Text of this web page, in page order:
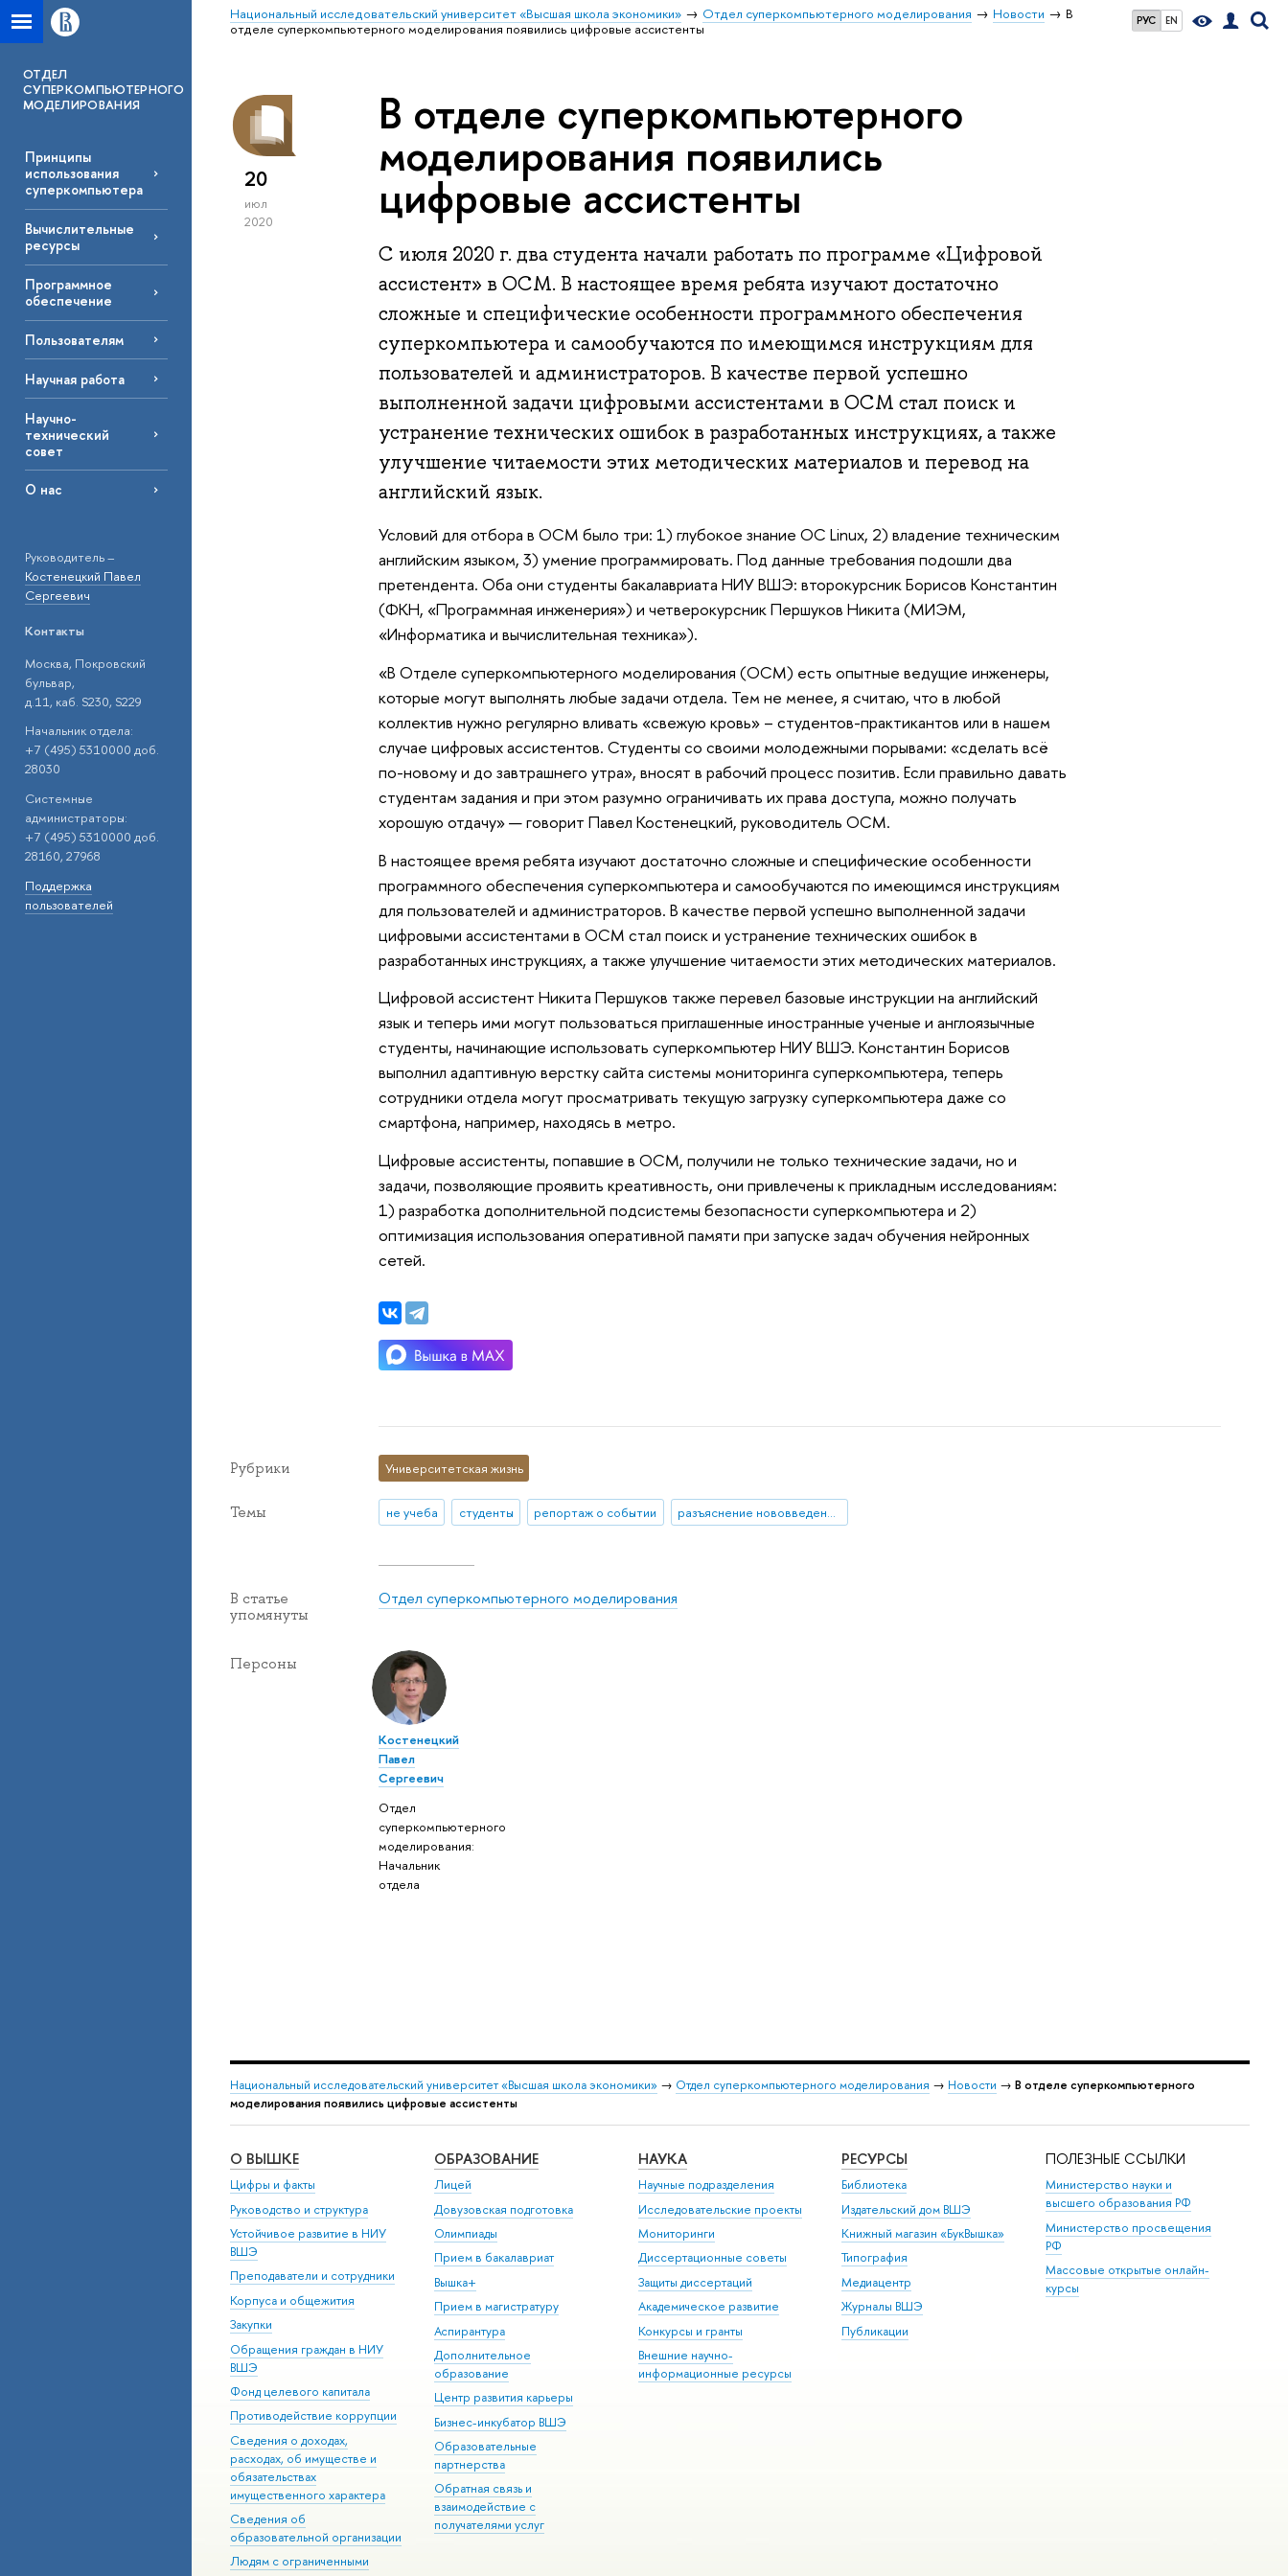
РУС EN
Национальный исследовательский университет «Высшая школа экономики» Отдел суперкомпьютерного моделирования Новости
В
отделе суперкомпьютерного моделирования появились цифровые ассистенты
ОТДЕЛ
СУПЕРКОМПЬЮТЕРНОГО
МОДЕЛИРОВАНИЯ
Принципы
использования
суперкомпьютера
Вычислительные
ресурсы
Программное
обеспечение
Пользователям
Научная работа
Научно-
технический
совет
О нас
Руководитель –
Костенецкий Павел
Сергеевич
Контакты
Москва, Покровский
бульвар,
д.11, каб. S230, S229
Начальник отдела:
+7 (495) 5310000 доб.
28030
Системные
администраторы:
+7 (495) 5310000 доб.
28160, 27968
Поддержка
пользователей
20
июл
2020
В отделе суперкомпьютерного
моделирования появились
цифровые ассистенты
С июля 2020 г. два студента начали работать по программе «Цифровой
ассистент» в ОСМ. В настоящее время ребята изучают достаточно
сложные и специфические особенности программного обеспечения
суперкомпьютера и самообучаются по имеющимся инструкциям для
пользователей и администраторов. В качестве первой успешно
выполненной задачи цифровыми ассистентами в ОСМ стал поиск и
устранение технических ошибок в разработанных инструкциях, а также
улучшение читаемости этих методических материалов и перевод на
английский язык.
Условий для отбора в ОСМ было три: 1) глубокое знание ОС Linux, 2) владение техническим
английским языком, 3) умение программировать. Под данные требования подошли два
претендента. Оба они студенты бакалавриата НИУ ВШЭ: второкурсник Борисов Константин
(ФКН, «Программная инженерия») и четверокурсник Першуков Никита (МИЭМ,
«Информатика и вычислительная техника»).
«В Отделе суперкомпьютерного моделирования (ОСМ) есть опытные ведущие инженеры,
которые могут выполнять любые задачи отдела. Тем не менее, я считаю, что в любой
коллектив нужно регулярно вливать «свежую кровь» – студентов-практикантов или в нашем
случае цифровых ассистентов. Студенты со своими молодежными порывами: «сделать всё
по-новому и до завтрашнего утра», вносят в рабочий процесс позитив. Если правильно давать
студентам задания и при этом разумно ограничивать их права доступа, можно получать
хорошую отдачу»—говорит Павел Костенецкий, руководитель ОСМ.
В настоящее время ребята изучают достаточно сложные и специфические особенности
программного обеспечения суперкомпьютера и самообучаются по имеющимся инструкциям
для пользователей и администраторов. В качестве первой успешно выполненной задачи
цифровыми ассистентами в ОСМ стал поиск и устранение технических ошибок в
разработанных инструкциях, а также улучшение читаемости этих методических материалов.
Цифровой ассистент Никита Першуков также перевел базовые инструкции на английский
язык и теперь ими могут пользоваться приглашенные иностранные ученые и англоязычные
студенты, начинающие использовать суперкомпьютер НИУ ВШЭ. Константин Борисов
выполнил адаптивную верстку сайта системы мониторинга суперкомпьютера, теперь
сотрудники отдела могут просматривать текущую загрузку суперкомпьютера даже со
смартфона, например, находясь в метро.
Цифровые ассистенты, попавшие в ОСМ, получили не только технические задачи, но и
задачи, позволяющие проявить креативность, они привлечены к прикладным исследованиям:
1) разработка дополнительной подсистемы безопасности суперкомпьютера и 2)
оптимизация использования оперативной памяти при запуске задач обучения нейронных
сетей.
Рубрики Университетская жизнь
Темы не учеба студенты репортаж о событии разъяснение нововведения
В статье
упомянуты
Отдел суперкомпьютерного моделирования
Персоны
Костенецкий
Павел
Сергеевич
Отдел
суперкомпьютерного
моделирования:
Начальник
отдела
Национальный исследовательский университет «Высшая школа экономики» → Отдел суперкомпьютерного моделирования → Новости → В отделе суперкомпьютерного
моделирования появились цифровые ассистенты
О ВЫШКЕ
Цифры и факты
Руководство и структура
Устойчивое развитие в НИУ
ВШЭ
Преподаватели и сотрудники
Корпуса и общежития
Закупки
Обращения граждан в НИУ
ВШЭ
Фонд целевого капитала
Противодействие коррупции
Сведения о доходах,
расходах, об имуществе и
обязательствах
имущественного характера
Сведения об
образовательной организации
Людям с ограниченными
ОБРАЗОВАНИЕ
Лицей
Довузовская подготовка
Олимпиады
Прием в бакалавриат
Вышка+
Прием в магистратуру
Аспирантура
Дополнительное
образование
Центр развития карьеры
Бизнес-инкубатор ВШЭ
Образовательные
партнерства
Обратная связь и
взаимодействие с
получателями услуг
НАУКА
Научные подразделения
Исследовательские проекты
Мониторинги
Диссертационные советы
Защиты диссертаций
Академическое развитие
Конкурсы и гранты
Внешние научно-
информационные ресурсы
РЕСУРСЫ
Библиотека
Издательский дом ВШЭ
Книжный магазин «БукВышка»
Типография
Медиацентр
Журналы ВШЭ
Публикации
ПОЛЕЗНЫЕ ССЫЛКИ
Министерство науки и
высшего образования РФ
Министерство просвещения
РФ
Массовые открытые онлайн-
курсы